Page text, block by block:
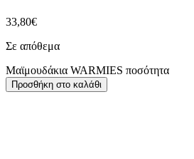
33,80€
Σε απόθεμα
Μαϊμουδάκια WARMIES ποσότητα
Προσθήκη στο καλάθι